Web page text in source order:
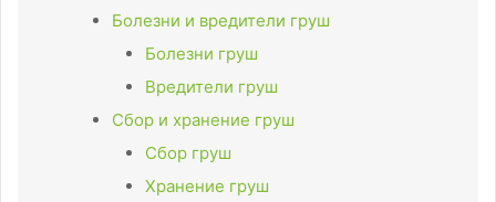
Болезни и вредители груш
Болезни груш
Вредители груш
Сбор и хранение груш
Сбор груш
Хранение груш